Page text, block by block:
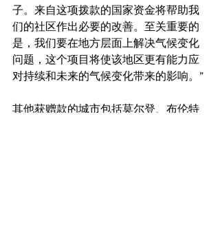
子。来自这项拨款的国家资金将帮助我
们的社区作出必要的改善。至关重要的
是，我们要在地方层面上解决气候变化
问题，这个项目将使该地区更有能力应
对持续和未来的气候变化带来的影响。”
其他获赠款的城市包括莫尔登、布伦特